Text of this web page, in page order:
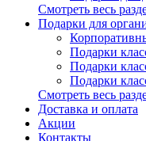
Смотреть весь
Подарки для
Подарки
Подарки
Подарки
Смотреть весь
Доставка и оплата
Акции
Контакты